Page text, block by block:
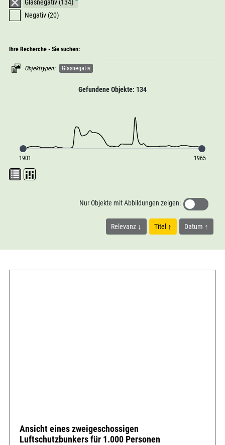
Gefundene Objekte: 134
1901 1965
Relevanz Titel Datum
Nur Objekte mit Abbildungen zeigen:
Glasnegativ (134)
Negativ (20)
Ihre Recherche - Sie suchen:
Objekttypen: Glasnegativ
Ansicht eines zweigeschossigen
Luftschutzbunkers für 1.000 Personen